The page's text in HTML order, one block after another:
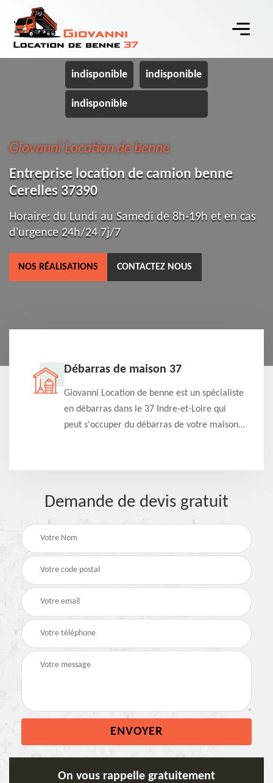
indisponible indisponible
indisponible
Giovanni Location de benne
Entreprise location de camion benne
Cerelles 37390
Horaire: du Lundi au Samedi de 8h-19h et en cas
d'urgence 24h/24 7j/7
NOS RÉALISATIONS CONTACTEZ NOUS
Débarras de maison 37
Giovanni Location de benne est un spécialiste
en débarras dans le 37 Indre-et-Loire qui
peut s'occuper du débarras de votre maison
Demande de devis gratuit
On vous rappelle gratuitement